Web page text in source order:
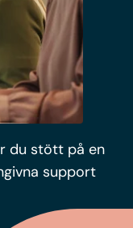
du stött på en
support